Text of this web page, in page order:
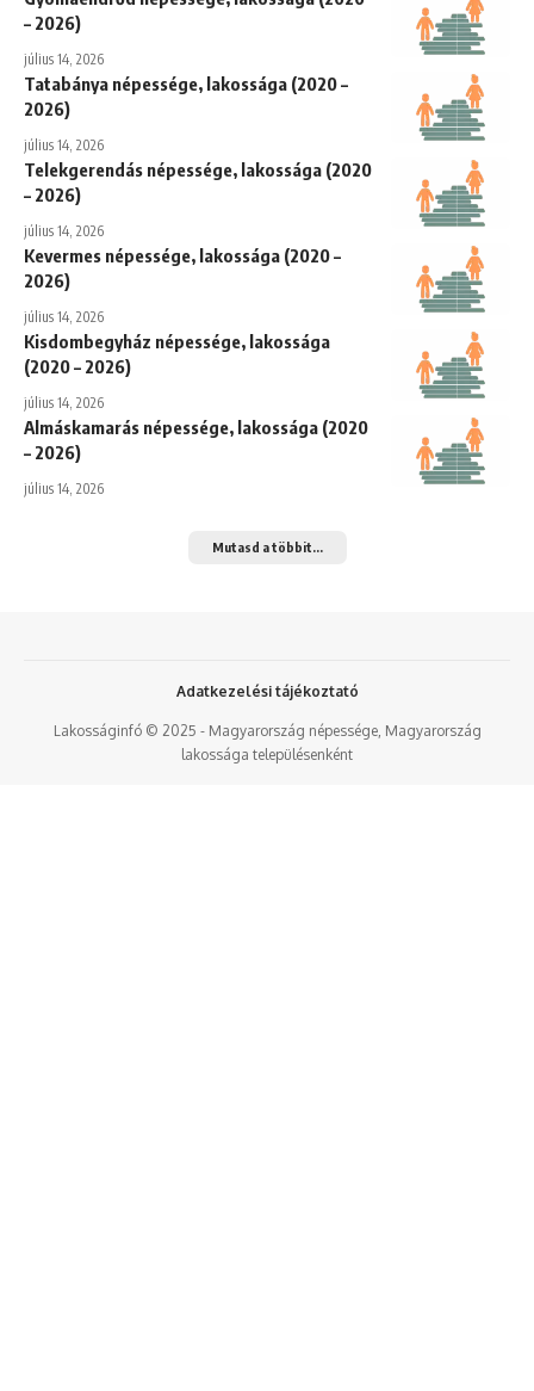
– 2026)
július 14, 2026
Tatabánya népessége, lakossága (2020 –
2026)
július 14, 2026
Telekgerendás népessége, lakossága (2020
– 2026)
július 14, 2026
Kevermes népessége, lakossága (2020 –
2026)
július 14, 2026
Kisdombegyház népessége, lakossága
(2020 – 2026)
július 14, 2026
Almáskamarás népessége, lakossága (2020
– 2026)
július 14, 2026
Mutasd a többit...
Lakosságinfó © 2025 - Magyarország népessége, Magyarország
lakossága településenként
Adatkezelési tájékoztató